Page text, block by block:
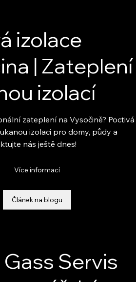
izolace
| Zateplení
izolací
zateplení na Vysočině? Poctivá
izolaci pro domy, půdy a
nás ještě dnes!
Více informací
Článek na blogu
Servis